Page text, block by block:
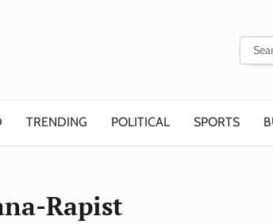
for:
TRENDING POLITICAL SPORTS
Rapist